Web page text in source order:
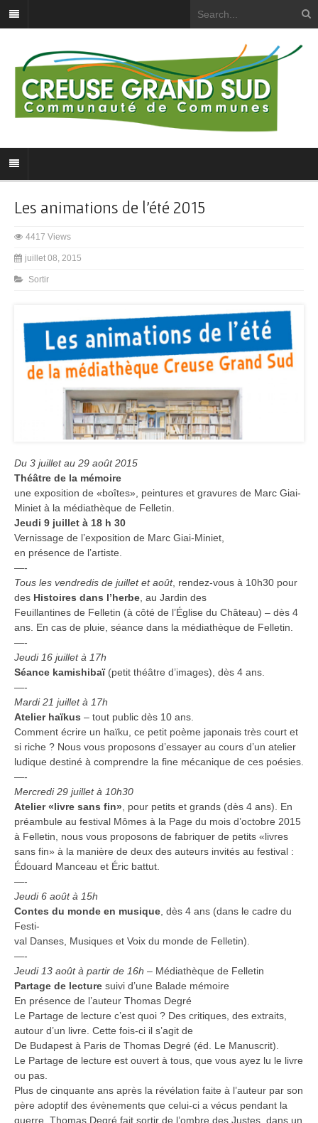
Les animations de l’été 2015
4417 Views
juillet 08, 2015
Sortir
Du 3 juillet au 29 août 2015
Théâtre de la mémoire
une exposition de «boîtes», peintures et gravures de Marc Giai-
Miniet à la médiathèque de Felletin.
Jeudi 9 juillet à 18 h 30
Vernissage de l’exposition de Marc Giai-Miniet,
en présence de l’artiste.
—-
Tous les vendredis de juillet et août, rendez-vous à 10h30 pour
des Histoires dans l’herbe, au Jardin des
Feuillantines de Felletin (à côté de l’Église du Château) – dès 4
ans. En cas de pluie, séance dans la médiathèque de Felletin.
—-
Jeudi 16 juillet à 17h
Séance kamishibaï (petit théâtre d’images), dès 4 ans.
—-
Mardi 21 juillet à 17h
Atelier haïkus – tout public dès 10 ans.
Comment écrire un haïku, ce petit poème japonais très court et
si riche ? Nous vous proposons d’essayer au cours d’un atelier
ludique destiné à comprendre la fine mécanique de ces poésies.
—-
Mercredi 29 juillet à 10h30
Atelier «livre sans fin», pour petits et grands (dès 4 ans). En
préambule au festival Mômes à la Page du mois d’octobre 2015
à Felletin, nous vous proposons de fabriquer de petits «livres
sans fin» à la manière de deux des auteurs invités au festival :
Édouard Manceau et Éric battut.
—-
Jeudi 6 août à 15h
Contes du monde en musique, dès 4 ans (dans le cadre du
Festi-
val Danses, Musiques et Voix du monde de Felletin).
—-
Jeudi 13 août à partir de 16h – Médiathèque de Felletin
Partage de lecture suivi d’une Balade mémoire
En présence de l’auteur Thomas Degré
Le Partage de lecture c’est quoi ? Des critiques, des extraits,
autour d’un livre. Cette fois-ci il s’agit de
De Budapest à Paris de Thomas Degré (éd. Le Manuscrit).
Le Partage de lecture est ouvert à tous, que vous ayez lu le livre
ou pas.
Plus de cinquante ans après la révélation faite à l’auteur par son
père adoptif des évènements que celui-ci a vécus pendant la
guerre, Thomas Degré fait sortir de l’ombre des Justes, dans un